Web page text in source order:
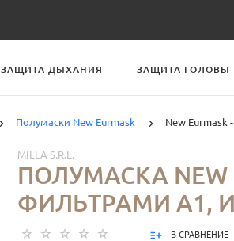
ЗАЩИТА ДЫХАНИЯ ЗАЩИТА ГОЛОВЫ
Полумаски New Eurmask New Eurmask
MILLA S.R.L.
ПОЛУМАСКА NEW
ФИЛЬТРАМИ А1,
В СРАВНЕНИЕ